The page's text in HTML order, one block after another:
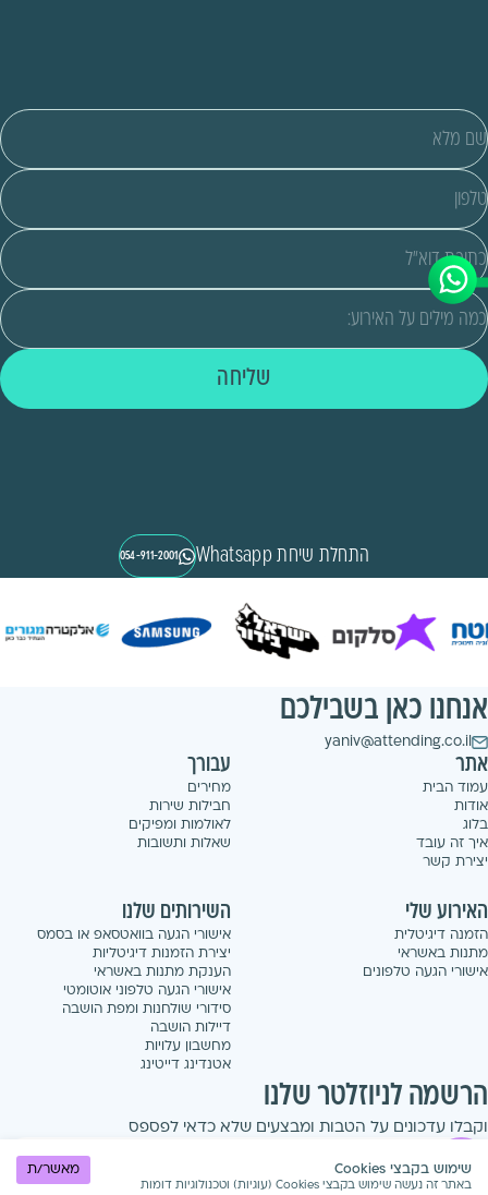
שליחה
התחלת שיחת Whatsapp 054-911-2001
אנחנו כאן בשבילכם
yaniv@attending.co.il
אתר
עמוד הבית
אודות
בלוג
איך זה עובד
יצירת קשר
עבורך
מחירים
חבילות שירות
לאולמות ומפיקים
שאלות ותשובות
האירוע שלי
הזמנה דיגיטלית
מתנות באשראי
אישורי הגעה טלפונים
השירותים שלנו
אישורי הגעה בוואטסאפ או בסמס
יצירת הזמנות דיגיטליות
הענקת מתנות באשראי
אישורי הגעה טלפוני אוטומטי
סידורי שולחנות ומפת הושבה
דיילות הושבה
מחשבון עלויות
אטנדינג דייטינג
הרשמה לניוזלטר שלנו
וקבלו עדכונים על הטבות ומבצעים שלא כדאי לפספס
הרשמה
שימוש בקבצי Cookies
באתר זה נעשה שימוש בקבצי Cookies (עוגיות) וטכנולוגיות דומות
מאשר/ת